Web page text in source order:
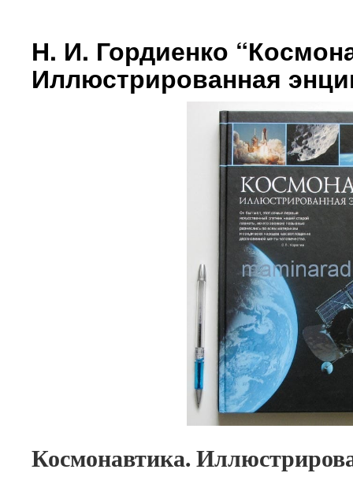
Н. И. Гордиенко
Иллюстрированная
Космонавтика.